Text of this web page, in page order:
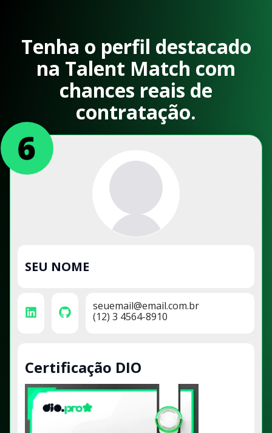
Tenha o perfil destacado
na Talent Match com
chances reais de
contratação.
SEU NOME
seuemail@email.com.br
(12) 3 4564-8910
Certificação DIO